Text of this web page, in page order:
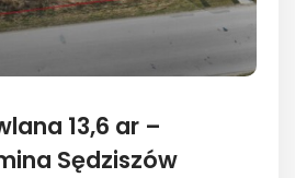
13,6 ar –
Sędziszów